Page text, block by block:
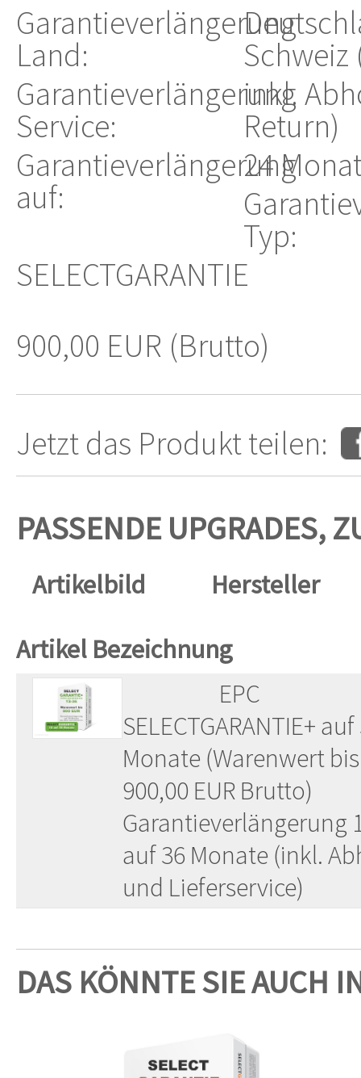
Garantieverlängerung
Land:
Schweiz
Garantieverlängerung
Service:
inkl.
Return)
Garantieverlängerung
auf:
24
Typ:
SELECTGARANTIE
900,00 EUR (Brutto)
Jetzt das Produkt teilen:
PASSENDE UPGRADES,
Artikelbild
Hersteller
Artikel Bezeichnung
EPC
SELECTGARANTIE+
Monate (Warenwert bis
900,00 EUR Brutto)
Garantieverlängerung
auf 36 Monate (inkl.
und Lieferservice)
DAS KÖNNTE SIE AUCH